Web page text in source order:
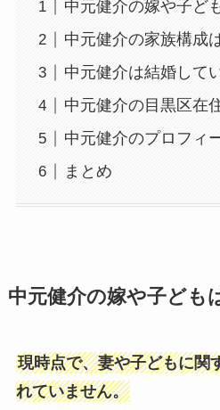
中元健介の嫁や子ど
中元健介の家族構成
中元健介は結婚して
中元健介の目黒区在
中元健介のプロフィ
まとめ
中元健介の嫁や子ども
現時点で、妻や子どもに関
れていません。